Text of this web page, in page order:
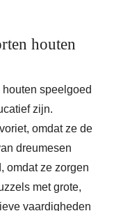
houten
speelgoed
zijn.
omdat ze de
dreumesen
omdat ze zorgen
met grote,
vaardigheden